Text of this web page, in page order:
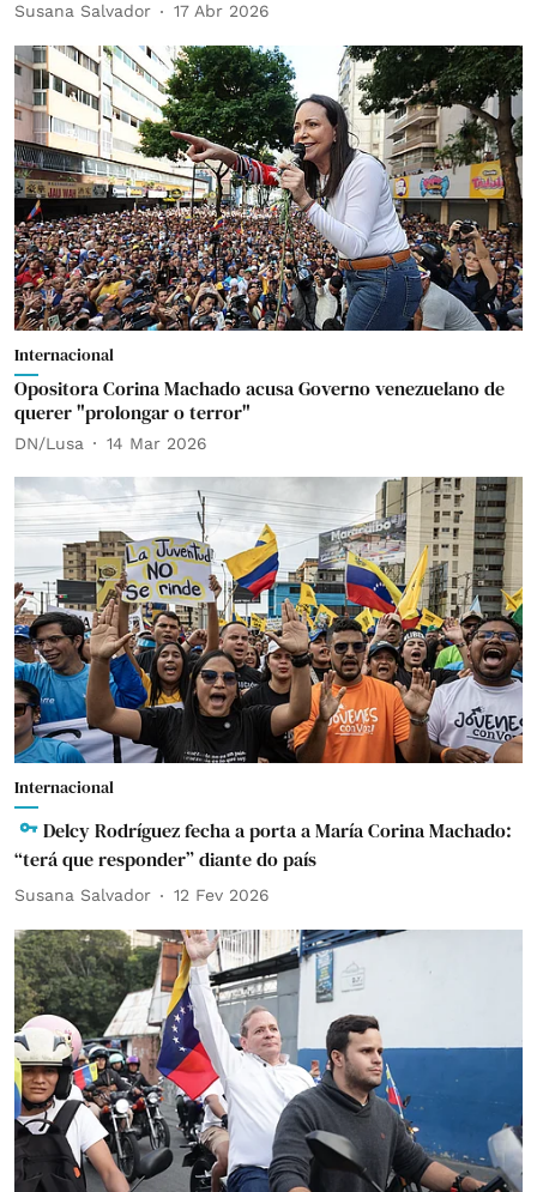
Susana Salvador 17 Abr 2026
Internacional
Opositora Corina Machado acusa Governo venezuelano de
querer "prolongar o terror"
DN/Lusa 14 Mar 2026
Internacional
Delcy Rodríguez fecha a porta a María Corina Machado:
“terá que responder” diante do país
Susana Salvador 12 Fev 2026